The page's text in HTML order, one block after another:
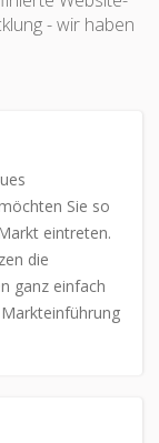
- wir haben
Sie so
eintreten.
die
ganz einfach